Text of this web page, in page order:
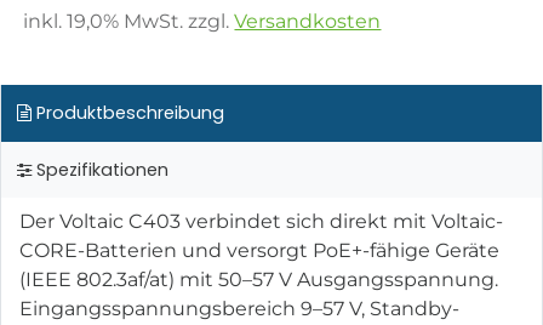
inkl.19,0% MwSt. zzgl.Versandkosten
Produktbeschreibung
Spezifikationen
Der Voltaic C403 verbindet sich direkt mit Voltaic-
CORE-Batterien und versorgt PoE+-fähige Geräte
(IEEE 802.3af/at) mit 50–57 V Ausgangsspannung.
Eingangsspannungsbereich 9–57 V, Standby-